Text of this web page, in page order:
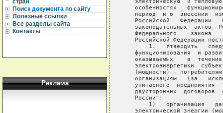
стран
Поиск документа по сайту
Полезные ссылки
Все разделы сайта
Контакты
Реклама
особенностях
период  и о  внесении
Российской   Федерации
законодательных  актов
Федерального    закона
Российской Федерации
1.   Утвердить
функционирования  и
оказываемых    в
электроэнергетики
(мощности) -
организациям   (за
унитарного  предприятия
двусторонних  договоров
   России":
1)   организация
электрической энергии